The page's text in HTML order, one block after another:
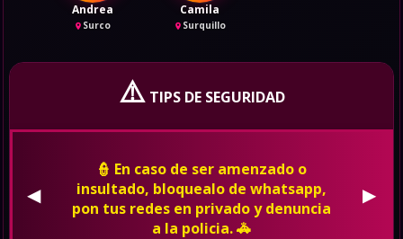
Andrea
Surco
Camila
Surquillo
⚠️TIPS DE SEGURIDAD
👮 En caso de ser amenzado o
insultado, bloquealo de whatsapp,
pon tus redes en privado y denuncia
a la policia. 🚓
◀ ▶